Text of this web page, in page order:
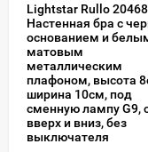
Lightstar Rullo
Настенная бра с
основанием и
матовым
металлическим
плафоном, высота
ширина 10см, под
сменную лампу G9,
вверх и вниз, без
выключателя